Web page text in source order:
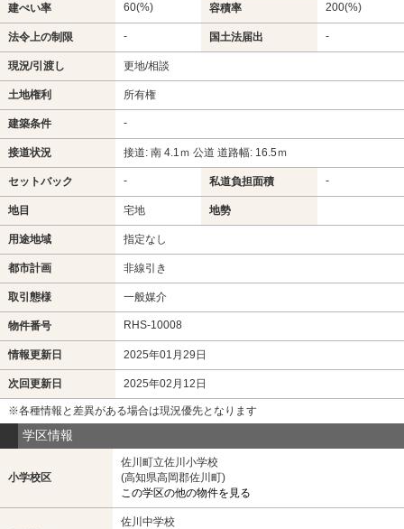
建ぺい率 60(%) 容積率 200(%)
法令上の制限 - 国土法届出 -
現況/引渡し 更地/相談
土地権利 所有権
建築条件 -
接道状況 接道: 南 4.1ｍ 公道 道路幅: 16.5ｍ
セットバック - 私道負担面積 -
地目 宅地 地勢
用途地域 指定なし
都市計画 非線引き
取引態様 一般媒介
物件番号 RHS-10008
情報更新日 2025年01月29日
次回更新日 2025年02月12日
※各種情報と差異がある場合は現況優先となります
学区情報
小学校区
佐川町立佐川小学校
(高知県高岡郡佐川町)
この学区の他の物件を見る
佐川中学校